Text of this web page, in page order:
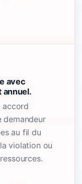
avec
annuel.
accord
demandeur
au fil du
violation ou